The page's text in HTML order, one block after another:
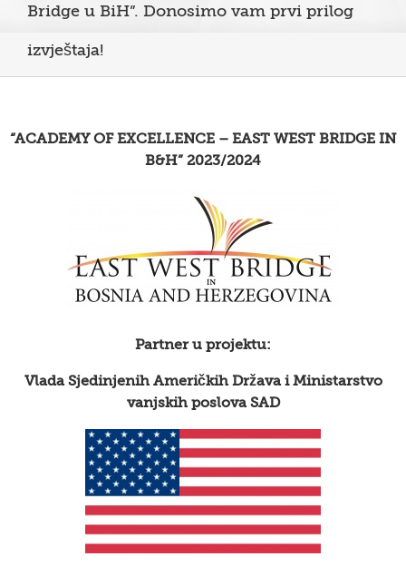
Bridge u BiH”. Donosimo vam prvi prilog
izvještaja!
“ACADEMY OF EXCELLENCE – EAST WEST BRIDGE IN
B&H” 2023/2024
Partner u projektu:
Vlada Sjedinjenih Američkih Država i Ministarstvo
vanjskih poslova SAD